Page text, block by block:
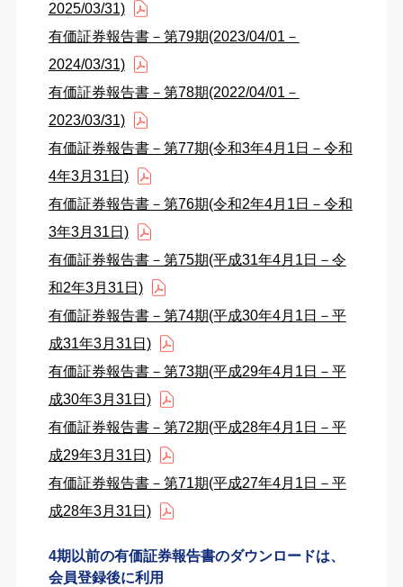
2025/03/31)
有価証券報告書－第79期(2023/04/01－
2024/03/31)
有価証券報告書－第78期(2022/04/01－
2023/03/31)
有価証券報告書－第77期(令和3年4月1日－令和
4年3月31日)
有価証券報告書－第76期(令和2年4月1日－令和
3年3月31日)
有価証券報告書－第75期(平成31年4月1日－令
和2年3月31日)
有価証券報告書－第74期(平成30年4月1日－平
成31年3月31日)
有価証券報告書－第73期(平成29年4月1日－平
成30年3月31日)
有価証券報告書－第72期(平成28年4月1日－平
成29年3月31日)
有価証券報告書－第71期(平成27年4月1日－平
成28年3月31日)
4期以前の有価証券報告書のダウンロードは、
会員登録後に利用